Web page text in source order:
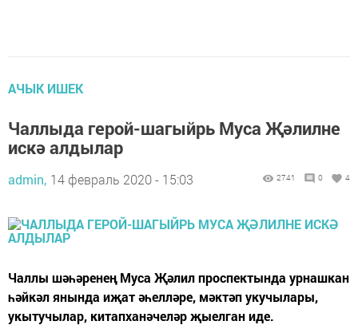
АЧЫК ИШЕК
Чаллыда герой-шагыйрь Муса Җәлилне
искә алдылар
admin, 14 февраль 2020 - 15:03 2741 0 4
Чаллы шәһәренең Муса Җәлил проспектында урнашкан
һәйкәл янында иҗат әһелләре, мәктәп укучылары,
укытучылар, китапханәчеләр җыелган иде.